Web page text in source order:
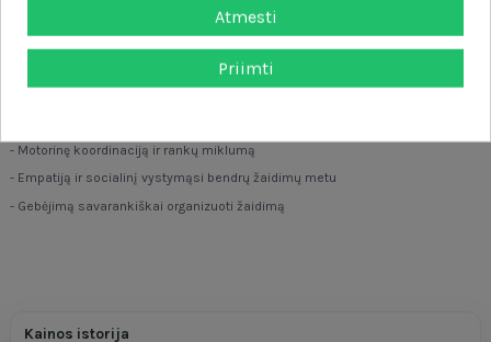
- Puikiai tinka žaisti namuose ir pasivaikščiojimams
- Aukštis pritaikytas vaikams nuo 3 metų
- Motorinę koordinaciją ir rankų miklumą
- Empatiją ir socialinį vystymąsi bendrų žaidimų metu
- Gebėjimą savarankiškai organizuoti žaidimą
Kainos istorija
Atmesti
Priimti